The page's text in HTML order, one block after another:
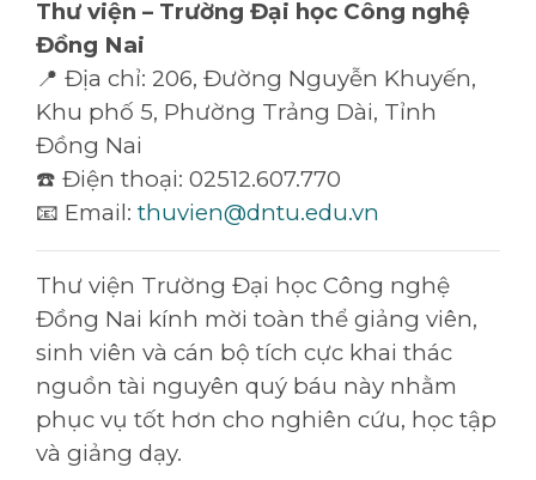
Thư viện – Trường Đại học Công nghệ
Đồng Nai
📍 Địa chỉ: 206, Đường Nguyễn Khuyến,
Khu phố 5, Phường Trảng Dài, Tỉnh
Đồng Nai
☎️ Điện thoại: 02512.607.770
📧 Email: thuvien@dntu.edu.vn
Thư viện Trường Đại học Công nghệ
Đồng Nai kính mời toàn thể giảng viên,
sinh viên và cán bộ tích cực khai thác
nguồn tài nguyên quý báu này nhằm
phục vụ tốt hơn cho nghiên cứu, học tập
và giảng dạy.